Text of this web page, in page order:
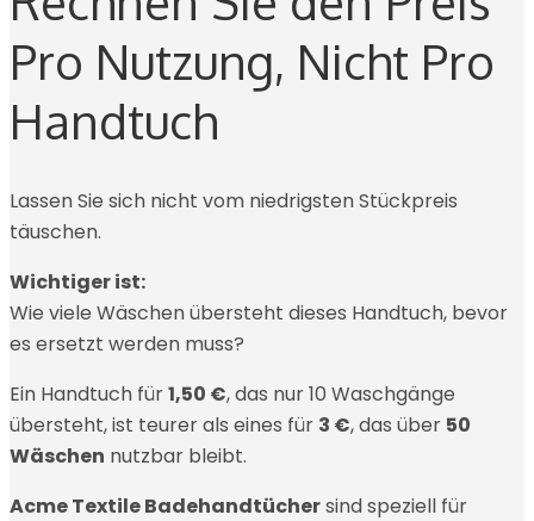
Pro Nutzung, Nicht Pro
Handtuch
Lassen Sie sich nicht vom niedrigsten Stückpreis
täuschen.
Wichtiger ist:
Wie viele Wäschen übersteht dieses Handtuch, bevor
es ersetzt werden muss?
Ein Handtuch für1,50 €, das nur 10 Waschgänge
übersteht, ist teurer als eines für 3 €, das über 50
Wäschen nutzbar bleibt.
Acme Textile Badehandtüchersind speziell für